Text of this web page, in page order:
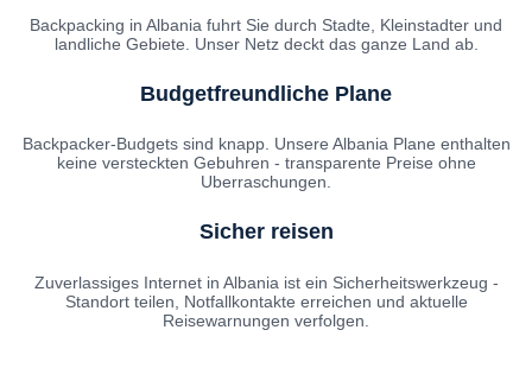
Backpacking in Albania fuhrt Sie durch Stadte, Kleinstadter und
landliche Gebiete. Unser Netz deckt das ganze Land ab.
Budgetfreundliche Plane
Backpacker-Budgets sind knapp. Unsere Albania Plane enthalten
keine versteckten Gebuhren - transparente Preise ohne
Uberraschungen.
Sicher reisen
Zuverlassiges Internet in Albania ist ein Sicherheitswerkzeug -
Standort teilen, Notfallkontakte erreichen und aktuelle
Reisewarnungen verfolgen.